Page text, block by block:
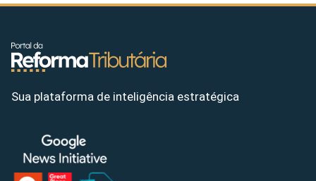
Sua plataforma de inteligência estratégica